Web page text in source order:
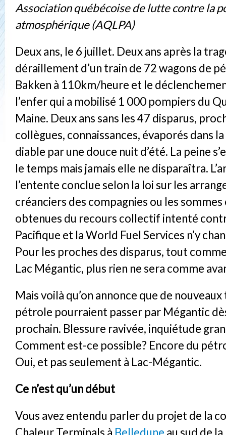
Association québécoise de lutte contre la
atmosphérique (AQLPA)
Deux ans, le 6 juillet. Deux ans après la
déraillement d’un train de 72 wagons de
Bakken à 110km/heure et le
l’enfer qui a mobilisé 1 000 pompiers du
Maine. Deux ans sans les 47 disparus,
collègues, connaissances, évaporés dans
diable par une douce nuit d’été. La peine
le temps mais jamais elle ne disparaîtra.
l’entente conclue selon la loi sur les
créanciers des compagnies ou les
obtenues du recours collectif intenté
Pacifique et la World Fuel Services n’y
Pour les proches des disparus, tout
Lac Mégantic, plus rien ne sera comme
Mais voilà qu’on annonce que de
pétrole pourraient passer par Mégantic
prochain. Blessure ravivée, inquiétude
Comment est-ce possible? Encore du
Oui, et pas seulement à Lac-Mégantic.
Ce n’est qu’un début
Vous avez entendu parler du projet de la
Chaleur Terminals à Belledune au sud de